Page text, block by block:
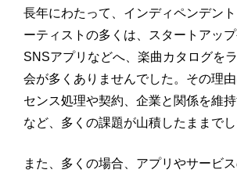
長年にわたって、インディペンデン
ーティストの多くは、スタートアッ
SNSアプリなどへ、楽曲カタログを
会が多くありませんでした。その理
センス処理や契約、企業と関係を維
など、多くの課題が山積したままでし
また、多くの場合、アプリやサービ